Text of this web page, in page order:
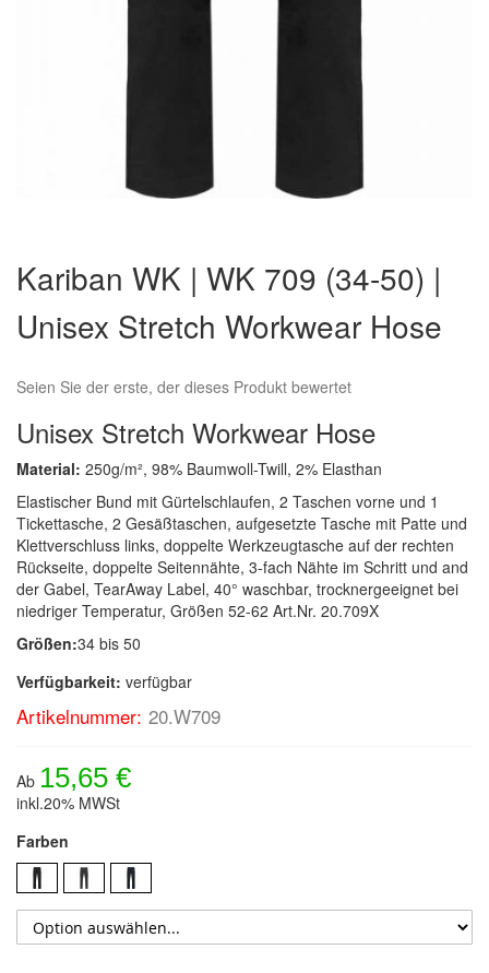
der
Bildergalerie
springen
Kariban WK | WK 709 (34-50) |
Unisex Stretch Workwear Hose
Seien Sie der erste, der dieses Produkt bewertet
Unisex Stretch Workwear Hose
Material: 250g/m², 98% Baumwoll-Twill, 2% Elasthan
Elastischer Bund mit Gürtelschlaufen, 2 Taschen vorne und 1
Tickettasche, 2 Gesäßtaschen, aufgesetzte Tasche mit Patte und
Klettverschluss links, doppelte Werkzeugtasche auf der rechten
Rückseite, doppelte Seitennähte, 3-fach Nähte im Schritt und and
der Gabel, TearAway Label, 40° waschbar, trocknergeeignet bei
niedriger Temperatur, Größen 52-62 Art.Nr. 20.709X
Größen:34 bis 50
Verfügbarkeit: verfügbar
Artikelnummer: 20.W709
Ab 15,65 €
inkl.20% MWSt
Farben